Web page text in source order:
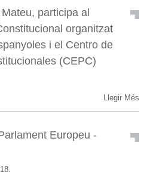
participa al
organitzat
i el Centro de
(CEPC)
Llegir Més
Europeu -